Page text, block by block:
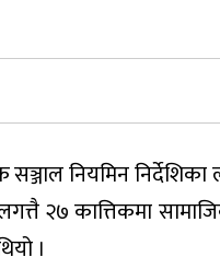
नियमिन
२७ कात्तिकमा
।